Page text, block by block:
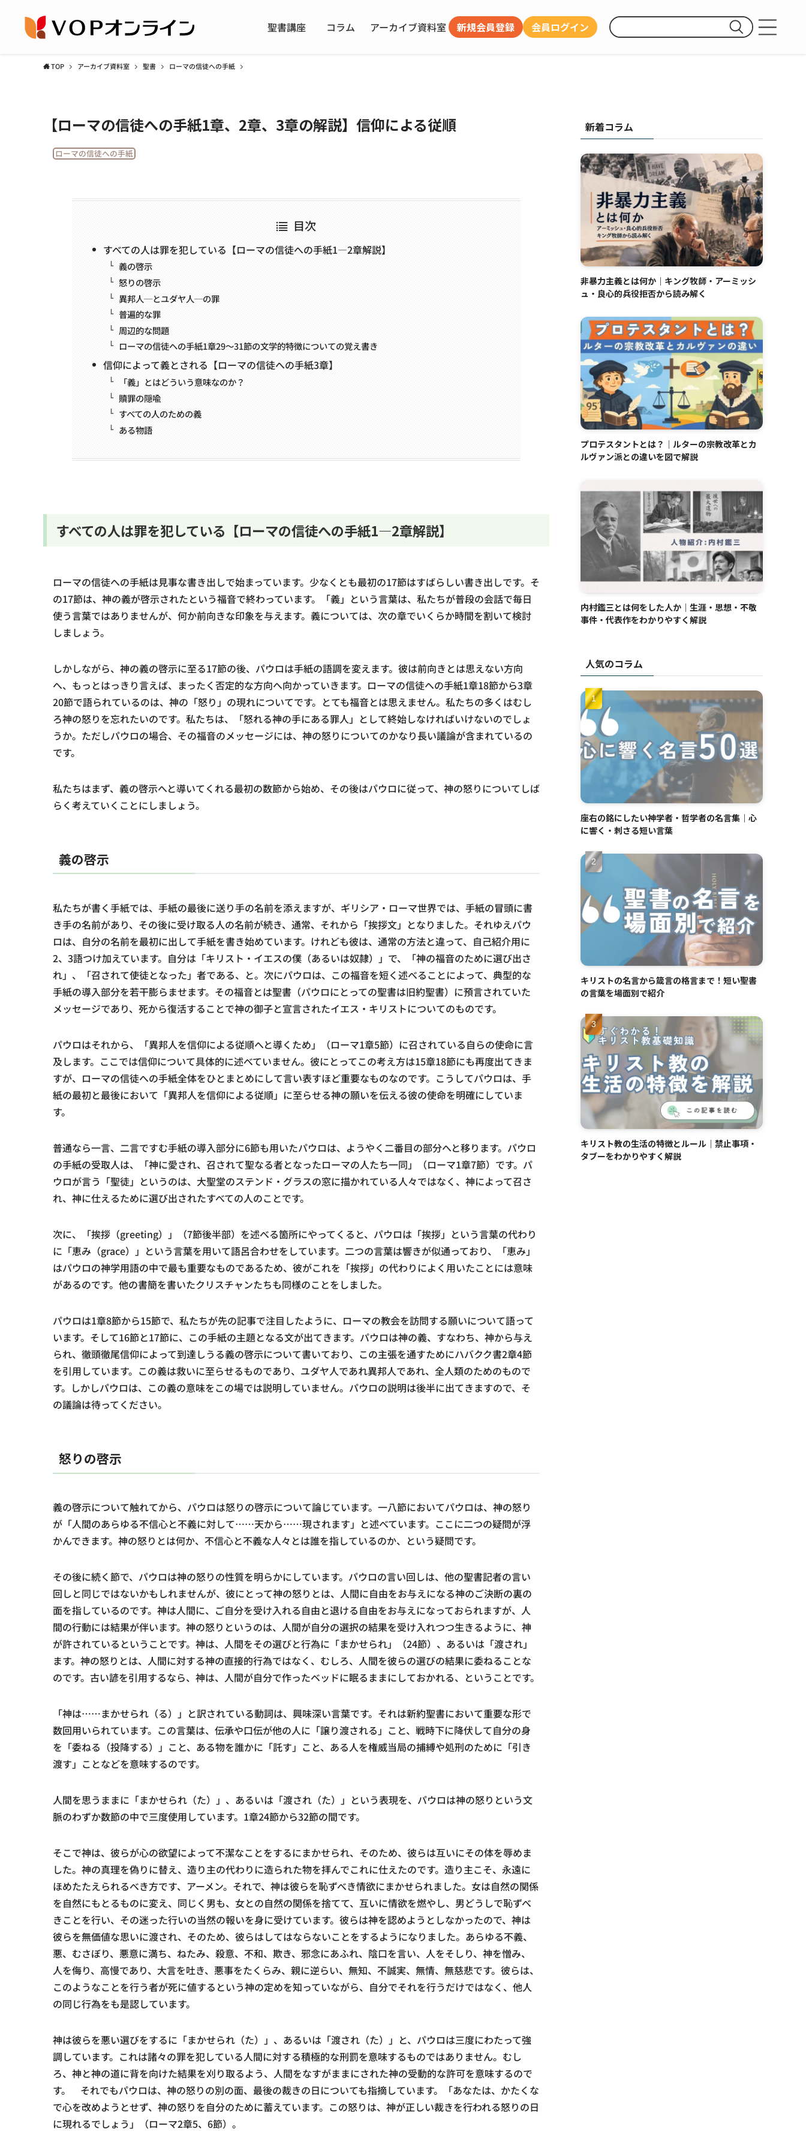
プライバシーポリシー
聖書講座 コラム アーカイブ資料室 新規会員登録 会員ログイン
TOP アーカイブ資料室 聖書 ローマの信徒への手紙
【ローマの信徒への手紙1章、2章、3章の解説】信仰による従順
ローマの信徒への手紙
目次
すべての人は罪を犯している【ローマの信徒への手紙1―2章解説】
義の啓示
怒りの啓示
異邦人─とユダヤ人─の罪
普遍的な罪
周辺的な問題
ローマの信徒への手紙1章29～31節の文学的特徴についての覚え書き
信仰によって義とされる【ローマの信徒への手紙3章】
「義」とはどういう意味なのか？
贖罪の隠喩
すべての人のための義
ある物語
すべての人は罪を犯している【ローマの信徒への手紙1―2章解説】
ローマの信徒への手紙は見事な書き出しで始まっています。少なくとも最初の17節はすばらしい書き出しです。そ
の17節は、神の義が啓示されたという福音で終わっています。「義」という言葉は、私たちが普段の会話で毎日
使う言葉ではありませんが、何か前向きな印象を与えます。義については、次の章でいくらか時間を割いて検討
しましょう。
しかしながら、神の義の啓示に至る17節の後、パウロは手紙の語調を変えます。彼は前向きとは思えない方向
へ、もっとはっきり言えば、まったく否定的な方向へ向かっていきます。ローマの信徒への手紙1章18節から3章
20節で語られているのは、神の「怒り」の現れについてです。とても福音とは思えません。私たちの多くはむし
ろ神の怒りを忘れたいのです。私たちは、「怒れる神の手にある罪人」として終始しなければいけないのでしょ
うか。ただしパウロの場合、その福音のメッセージには、神の怒りについてのかなり長い議論が含まれているの
です。
私たちはまず、義の啓示へと導いてくれる最初の数節から始め、その後はパウロに従って、神の怒りについてしば
らく考えていくことにしましょう。
義の啓示
私たちが書く手紙では、手紙の最後に送り手の名前を添えますが、ギリシア・ローマ世界では、手紙の冒頭に書
き手の名前があり、その後に受け取る人の名前が続き、通常、それから「挨拶文」となりました。それゆえパウ
ロは、自分の名前を最初に出して手紙を書き始めています。けれども彼は、通常の方法と違って、自己紹介用に
2、3語つけ加えています。自分は「キリスト・イエスの僕（あるいは奴隷）」で、「神の福音のために選び出さ
れ」、「召されて使徒となった」者である、と。次にパウロは、この福音を短く述べることによって、典型的な
手紙の導入部分を若干膨らませます。その福音とは聖書（パウロにとっての聖書は旧約聖書）に預言されていた
メッセージであり、死から復活することで神の御子と宣言されたイエス・キリストについてのものです。
パウロはそれから、「異邦人を信仰による従順へと導くため」（ローマ1章5節）に召されている自らの使命に言
及します。ここでは信仰について具体的に述べていません。彼にとってこの考え方は15章18節にも再度出てきま
すが、ローマの信徒への手紙全体をひとまとめにして言い表すほど重要なものなのです。こうしてパウロは、手
紙の最初と最後において「異邦人を信仰による従順」に至らせる神の願いを伝える彼の使命を明確にしていま
す。
普通なら一言、二言ですむ手紙の導入部分に6節も用いたパウロは、ようやく二番目の部分へと移ります。パウロ
の手紙の受取人は、「神に愛され、召されて聖なる者となったローマの人たち一同」（ローマ1章7節）です。パ
ウロが言う「聖徒」というのは、大聖堂のステンド・グラスの窓に描かれている人々ではなく、神によって召さ
れ、神に仕えるために選び出されたすべての人のことです。
次に、「挨拶（greeting）」（7節後半部）を述べる箇所にやってくると、パウロは「挨拶」という言葉の代わり
に「恵み（grace）」という言葉を用いて語呂合わせをしています。二つの言葉は響きが似通っており、「恵み」
はパウロの神学用語の中で最も重要なものであるため、彼がこれを「挨拶」の代わりによく用いたことには意味
があるのです。他の書簡を書いたクリスチャンたちも同様のことをしました。
パウロは1章8節から15節で、私たちが先の記事で注目したように、ローマの教会を訪問する願いについて語って
います。そして16節と17節に、この手紙の主題となる文が出てきます。パウロは神の義、すなわち、神から与え
られ、徹頭徹尾信仰によって到達しうる義の啓示について書いており、この主張を通すためにハバクク書2章4節
を引用しています。この義は救いに至らせるものであり、ユダヤ人であれ異邦人であれ、全人類のためのもので
す。しかしパウロは、この義の意味をこの場では説明していません。パウロの説明は後半に出てきますので、そ
の議論は待ってください。
怒りの啓示
義の啓示について触れてから、パウロは怒りの啓示について論じています。一八節においてパウロは、神の怒り
が「人間のあらゆる不信心と不義に対して……天から……現されます」と述べています。ここに二つの疑問が浮
かんできます。神の怒りとは何か、不信心と不義な人々とは誰を指しているのか、という疑問です。
その後に続く節で、パウロは神の怒りの性質を明らかにしています。パウロの言い回しは、他の聖書記者の言い
回しと同じではないかもしれませんが、彼にとって神の怒りとは、人間に自由をお与えになる神のご決断の裏の
面を指しているのです。神は人間に、ご自分を受け入れる自由と退ける自由をお与えになっておられますが、人
間の行動には結果が伴います。神の怒りというのは、人間が自分の選択の結果を受け入れつつ生きるように、神
が許されているということです。神は、人間をその選びと行為に「まかせられ」（24節）、あるいは「渡され」
ます。神の怒りとは、人間に対する神の直接的行為ではなく、むしろ、人間を彼らの選びの結果に委ねることな
のです。古い諺を引用するなら、神は、人間が自分で作ったベッドに眠るままにしておかれる、ということです。
「神は……まかせられ（る）」と訳されている動詞は、興味深い言葉です。それは新約聖書において重要な形で
数回用いられています。この言葉は、伝承や口伝が他の人に「譲り渡される」こと、戦時下に降伏して自分の身
を「委ねる（投降する）」こと、ある物を誰かに「託す」こと、ある人を権威当局の捕縛や処刑のために「引き
渡す」ことなどを意味するのです。
人間を思うままに「まかせられ（た）」、あるいは「渡され（た）」という表現を、パウロは神の怒りという文
脈のわずか数節の中で三度使用しています。1章24節から32節の間です。
そこで神は、彼らが心の欲望によって不潔なことをするにまかせられ、そのため、彼らは互いにその体を辱めま
した。神の真理を偽りに替え、造り主の代わりに造られた物を拝んでこれに仕えたのです。造り主こそ、永遠に
ほめたたえられるべき方です、アーメン。それで、神は彼らを恥ずべき情欲にまかせられました。女は自然の関係
を自然にもとるものに変え、同じく男も、女との自然の関係を捨てて、互いに情欲を燃やし、男どうしで恥ずべ
きことを行い、その迷った行いの当然の報いを身に受けています。彼らは神を認めようとしなかったので、神は
彼らを無価値な思いに渡され、そのため、彼らはしてはならないことをするようになりました。あらゆる不義、
悪、むさぼり、悪意に満ち、ねたみ、殺意、不和、欺き、邪念にあふれ、陰口を言い、人をそしり、神を憎み、
人を侮り、高慢であり、大言を吐き、悪事をたくらみ、親に逆らい、無知、不誠実、無情、無慈悲です。彼らは、
このようなことを行う者が死に値するという神の定めを知っていながら、自分でそれを行うだけではなく、他人
の同じ行為をも是認しています。
神は彼らを悪い選びをするに「まかせられ（た）」、あるいは「渡され（た）」と、パウロは三度にわたって強
調しています。これは諸々の罪を犯している人間に対する積極的な刑罰を意味するものではありません。むし
ろ、神と神の道に背を向けた結果を刈り取るよう、人間をなすがままにされた神の受動的な許可を意味するので
す。 それでもパウロは、神の怒りの別の面、最後の裁きの日についても指摘しています。「あなたは、かたくな
で心を改めようとせず、神の怒りを自分のために蓄えています。この怒りは、神が正しい裁きを行われる怒りの日
に現れるでしょう」（ローマ2章5、6節）。
新着コラム
非暴力主義とは何か｜キング牧師・アーミッシ
ュ・良心的兵役拒否から読み解く
プロテスタントとは？｜ルターの宗教改革とカ
ルヴァン派との違いを図で解説
内村鑑三とは何をした人か｜生涯・思想・不敬
事件・代表作をわかりやすく解説
人気のコラム
座右の銘にしたい神学者・哲学者の名言集｜心
に響く・刺さる短い言葉
キリストの名言から箴言の格言まで！短い聖書
の言葉を場面別で紹介
キリスト教の生活の特徴とルール｜禁止事項・
タブーをわかりやすく解説